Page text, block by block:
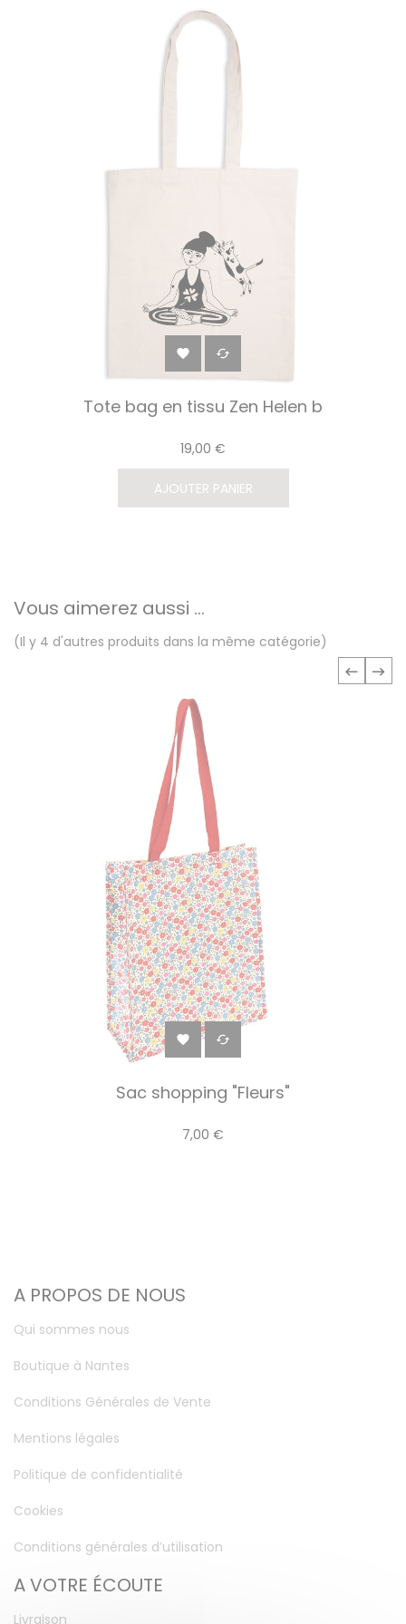
 
Tote bag en tissu Zen Helen b
19,00 €
AJOUTER PANIER
Vous aimerez aussi ...
(Il y 4 d'autres produits dans la même catégorie)
 
Sac shopping "Fleurs"
7,00 €
A PROPOS DE NOUS
Qui sommes nous
Boutique à Nantes
Conditions Générales de Vente
Mentions légales
Politique de confidentialité
Cookies
Conditions générales d’utilisation
A VOTRE ÉCOUTE
Livraison